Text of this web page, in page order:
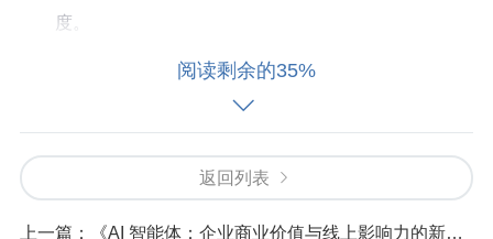
度。
数据驱动：AI智能体通过收集和分析客户数据，为企
业提供了宝贵的市场洞察，有助于优化产品和服务。
综上所述，AI智能体在客服领域的应用不仅提升了客户体
验，还在商业闭环的各个环节中发挥了重要作用，为企业
带来了显著的成本效益和市场竞争力。
阅读剩余的35%
返回列表
上一篇：
《AI 智能体：企业商业价值与线上影响力的新引擎》